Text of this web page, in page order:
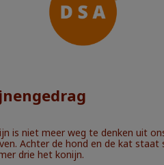
is niet meer weg te denken uit
Achter de hond en de kat staat
drie het konijn.